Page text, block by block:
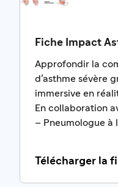
Fiche Impact
Approfondir la
d’asthme sévère
immersive en
En collaboration
– Pneumologue à
Télécharger la